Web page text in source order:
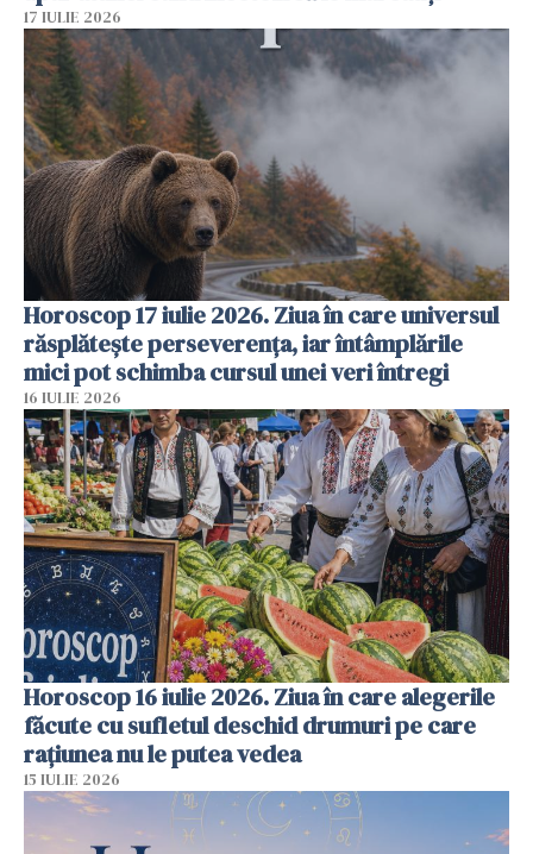
17 IULIE 2026
Horoscop 17 iulie 2026. Ziua în care universul
răsplătește perseverența, iar întâmplările
mici pot schimba cursul unei veri întregi
16 IULIE 2026
Horoscop 16 iulie 2026. Ziua în care alegerile
făcute cu sufletul deschid drumuri pe care
rațiunea nu le putea vedea
15 IULIE 2026